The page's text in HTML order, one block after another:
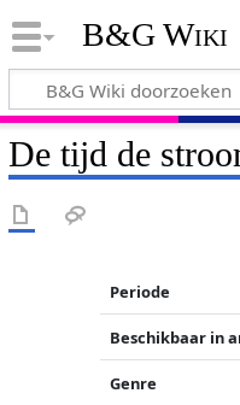
B&G Wiki
De tijd de
Periode
Beschikbaar in
Genre